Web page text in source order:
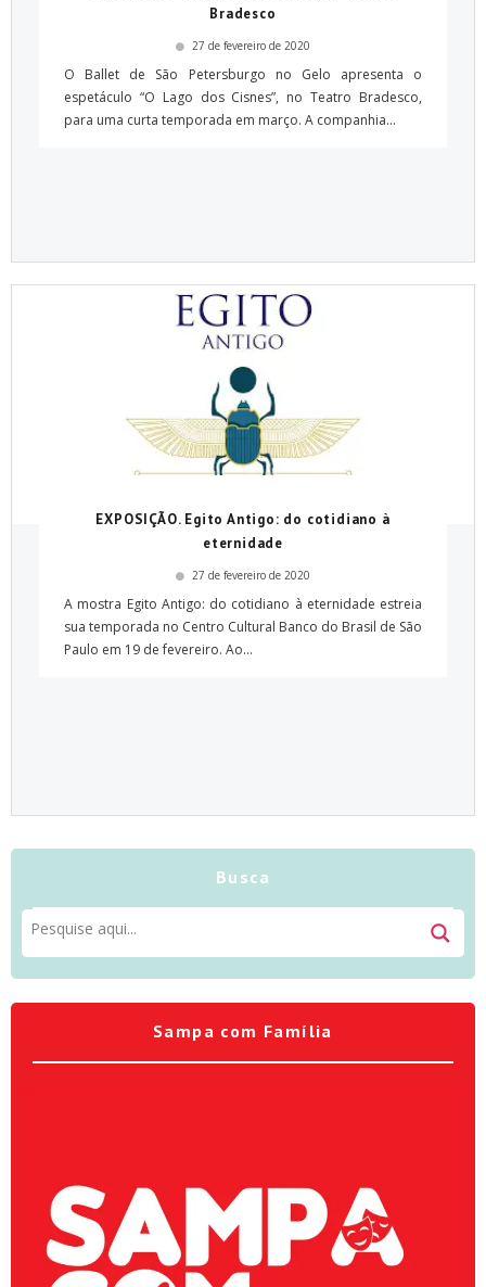
Bradesco
27 de fevereiro de 2020
O Ballet de São Petersburgo no Gelo apresenta o
espetáculo “O Lago dos Cisnes”, no Teatro Bradesco,
para uma curta temporada em março. A companhia...
EXPOSIÇÃO. Egito Antigo: do cotidiano à
eternidade
27 de fevereiro de 2020
A mostra Egito Antigo: do cotidiano à eternidade estreia
sua temporada no Centro Cultural Banco do Brasil de São
Paulo em 19 de fevereiro. Ao...
Busca
Sampa com Família